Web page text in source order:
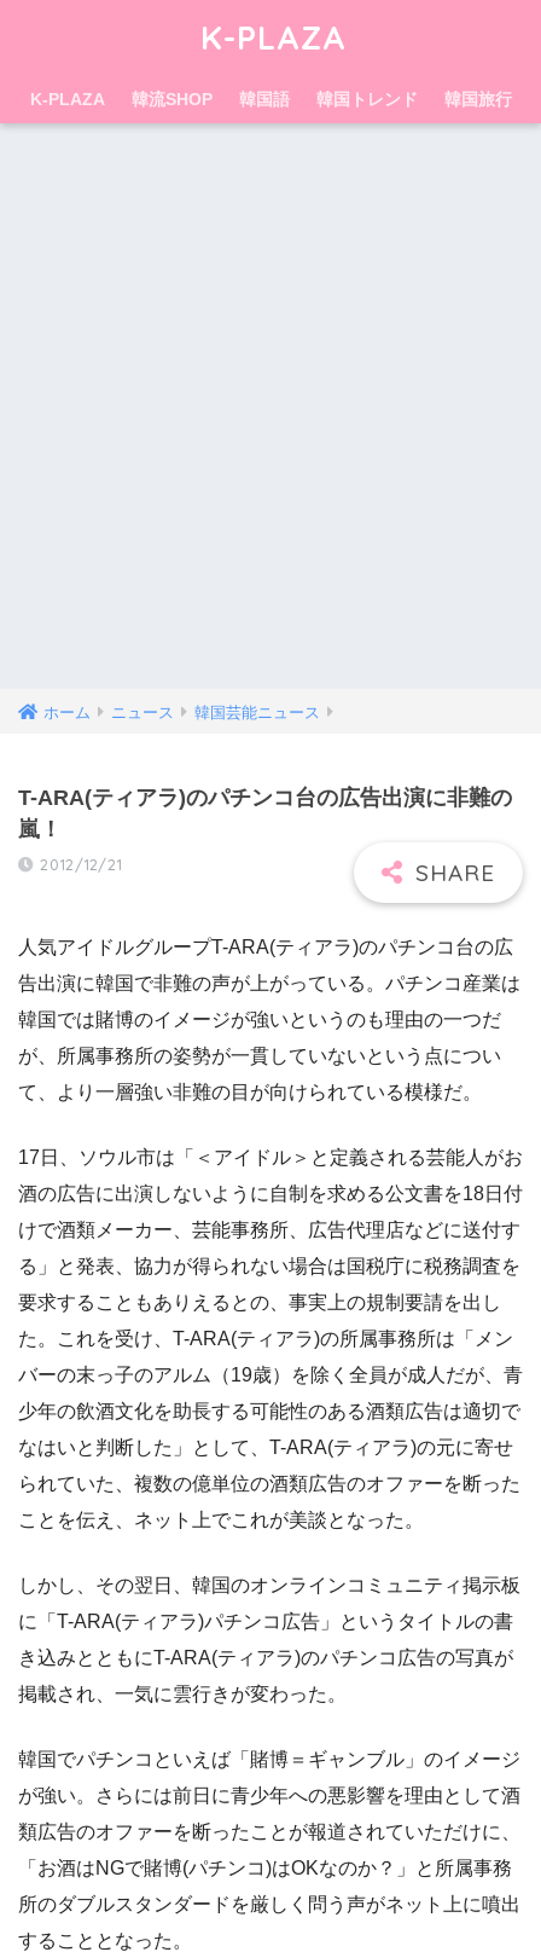
K-PLAZA
K-PLAZA 韓流SHOP 韓国語 韓国トレンド 韓国旅行
ホーム ニュース 韓国芸能ニュース
T-ARA(ティアラ)のパチンコ台の広告出演に非難の
嵐！
2012/12/21
人気アイドルグループT-ARA(ティアラ)のパチンコ台の広
告出演に韓国で非難の声が上がっている。パチンコ産業は
韓国では賭博のイメージが強いというのも理由の一つだ
が、所属事務所の姿勢が一貫していないという点につい
て、より一層強い非難の目が向けられている模様だ。
17日、ソウル市は「＜アイドル＞と定義される芸能人がお
酒の広告に出演しないように自制を求める公文書を18日付
けで酒類メーカー、芸能事務所、広告代理店などに送付す
る」と発表、協力が得られない場合は国税庁に税務調査を
要求することもありえるとの、事実上の規制要請を出し
た。これを受け、T-ARA(ティアラ)の所属事務所は「メン
バーの末っ子のアルム（19歳）を除く全員が成人だが、青
少年の飲酒文化を助長する可能性のある酒類広告は適切で
なはいと判断した」として、T-ARA(ティアラ)の元に寄せ
られていた、複数の億単位の酒類広告のオファーを断った
ことを伝え、ネット上でこれが美談となった。
しかし、その翌日、韓国のオンラインコミュニティ掲示板
に「T-ARA(ティアラ)パチンコ広告」というタイトルの書
き込みとともにT-ARA(ティアラ)のパチンコ広告の写真が
掲載され、一気に雲行きが変わった。
韓国でパチンコといえば「賭博＝ギャンブル」のイメージ
が強い。さらには前日に青少年への悪影響を理由として酒
類広告のオファーを断ったことが報道されていただけに、
「お酒はNGで賭博(パチンコ)はOKなのか？」と所属事務
所のダブルスタンダードを厳しく問う声がネット上に噴出
することとなった。